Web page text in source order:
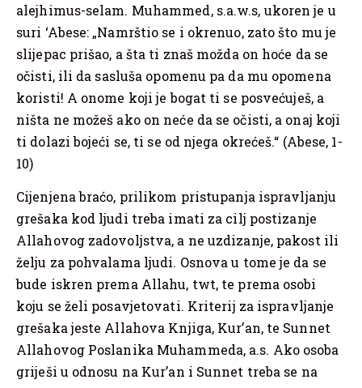
alejhimus-selam. Muhammed, s.a.w.s, ukoren je u
suri ‘Abese: „Namrštio se i okrenuo, zato što mu je
slijepac prišao, a šta ti znaš možda on hoće da se
očisti, ili da sasluša opomenu pa da mu opomena
koristi! A onome koji je bogat ti se posvećuješ, a
ništa ne možeš ako on neće da se očisti, a onaj koji
ti dolazi bojeći se, ti se od njega okrećeš.“ (Abese, 1-
10)
Cijenjena braćo, prilikom pristupanja ispravljanju
grešaka kod ljudi treba imati za cilj postizanje
Allahovog zadovoljstva, a ne uzdizanje, pakost ili
želju za pohvalama ljudi. Osnova u tome je da se
bude iskren prema Allahu, twt, te prema osobi
koju se želi posavjetovati. Kriterij za ispravljanje
grešaka jeste Allahova Knjiga, Kur’an, te Sunnet
Allahovog Poslanika Muhammeda, a.s. Ako osoba
griješi u odnosu na Kur’an i Sunnet treba se na